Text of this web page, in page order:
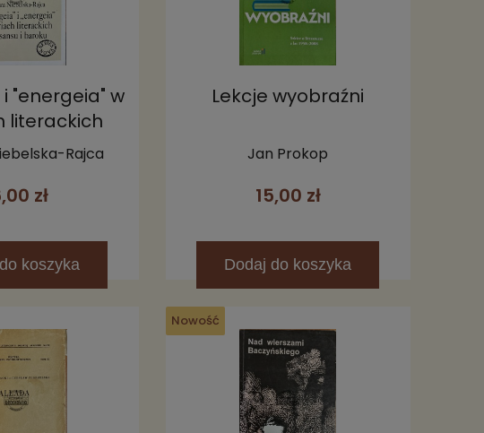
"energeia" w
literackich
i baroku
Rajca
zł
do koszyka
Lekcje wyobraźni
Jan Prokop
15,00 zł
Dodaj do koszyka
Nowość